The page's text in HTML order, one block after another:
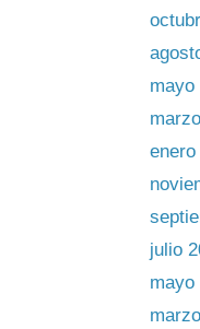
mayo
enero
julio
mayo